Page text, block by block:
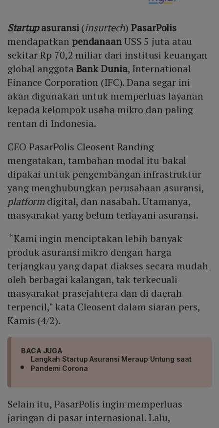
Startup asuransi(insurtech)PasarPolis
mendapatkan pendanaanUS$ 5 juta atau
sekitar Rp 70,2 miliar dari institusi keuangan
global anggota Bank Dunia, International
Finance Corporation (IFC). Dana segar ini
akan digunakan untuk memperluas layanan
kepada kelompok usaha mikro dan paling
rentan di Indonesia.
CEO PasarPolis Cleosent Randing
mengatakan, tambahan modal itu bakal
dipakai untuk pengembangan infrastruktur
yang menghubungkan perusahaan asuransi,
platformdigital, dan nasabah. Utamanya,
masyarakat yang belum terlayani asuransi.
“Kami ingin menciptakan lebih banyak
produk asuransi mikro dengan harga
terjangkau yang dapat diakses secara mudah
oleh berbagai kalangan, tak terkecuali
masyarakat prasejahtera dan di daerah
terpencil," kata Cleosent dalam siaran pers,
Kamis (4/2).
BACA JUGA
Langkah Startup Asuransi Meraup Untung saat
Pandemi Corona
Selain itu, PasarPolis ingin memperluas
jaringan di pasar internasional. Lalu,